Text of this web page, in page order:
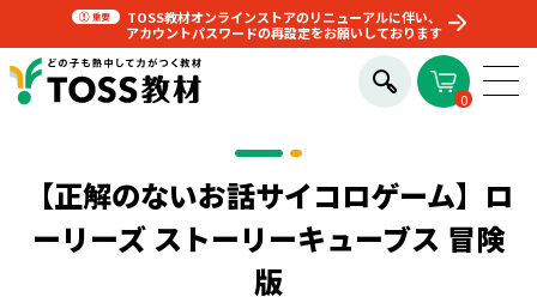
TOSS教材オンラインストアのリニューアルに伴い、
アカウントパスワードの再設定をお願いしております
0
【正解のないお話サイコロゲーム】ロ
ーリーズ ストーリーキューブス 冒険
版